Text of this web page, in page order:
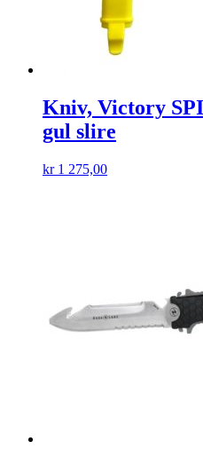
Kniv, Victory
gul slire
kr1 275,00